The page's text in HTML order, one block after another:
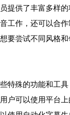
提供了丰富多样
工作，还可以合
要尝试不同风格
特殊的功能和工
户可以使用平台